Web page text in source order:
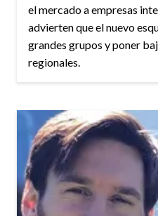
el mercado a empresas
advierten que el nuevo
grandes grupos y poner
regionales.